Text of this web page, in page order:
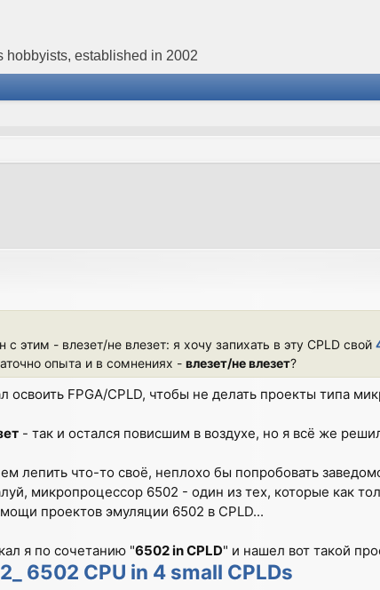
hobbyists, established in 2002
с этим - влезет/не влезет: я хочу запихать в эту CPLD свой
опыта и в сомнениях - влезет/не влезет?
освоить FPGA/CPLD, чтобы не делать проекты типа
- так и остался повисшим в воздухе, но я всё же
лепить что-то своё, неплохо бы попробовать
микропроцессор 6502 - один из тех, которые как
проектов эмуляции 6502 в CPLD...
я по сочетанию "6502 in CPLD" и нашел вот такой
6502 CPU in 4 small CPLDs